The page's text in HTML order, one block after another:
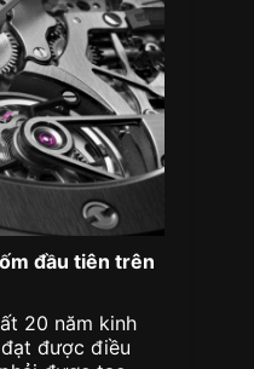
đầu tiên trên
20 năm kinh
được điều